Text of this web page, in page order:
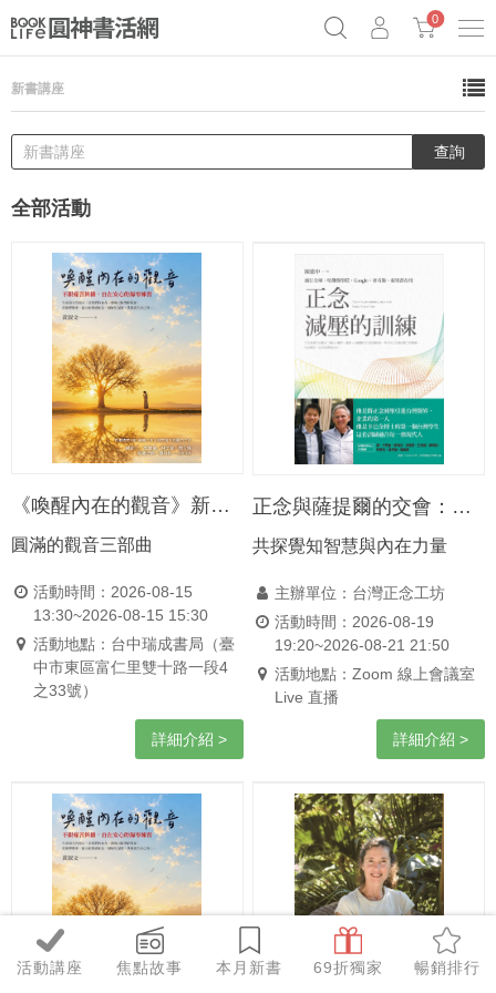
《祕密》作者最新《致富》公開 奧德賽女巫瑟西
原子習慣實踐本
Netflix話題章魚小說！
0
活動講座 焦點故事 本月新書 69折獨家 暢銷排行
新書講座
全部活動
《喚醒內在的觀音》新書分享會。台中
活動時間：2026-08-15
13:30~2026-08-15 15:30
活動地點：台中瑞成書局（臺
中市東區富仁里雙十路一段4
之33號）
圓滿的觀音三部曲
詳細介紹 >
正念與薩提爾的交會：陳德中 × 李崇建跨界對談
主辦單位：台灣正念工坊
活動時間：2026-08-19
19:20~2026-08-21 21:50
活動地點：Zoom 線上會議室
Live 直播
共探覺知智慧與內在力量
詳細介紹 >